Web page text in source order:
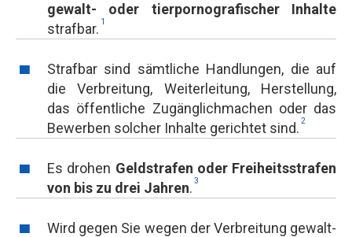
gewalt- oder tierpornografischer Inhalte
strafbar. 1
Strafbar sind sämtliche Handlungen, die auf
die Verbreitung, Weiterleitung, Herstellung,
das öffentliche Zugänglichmachen oder das
Bewerben solcher Inhalte gerichtet sind. 2
Es drohen Geldstrafen oder Freiheitsstrafen
von bis zu drei Jahren. 3
Wird gegen Sie wegen der Verbreitung gewalt-